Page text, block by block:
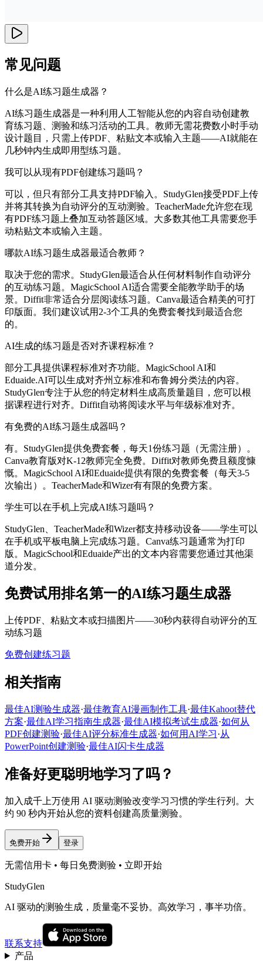
常见问题
什么是AI练习题生成器？
AI练习题生成器是一种利用人工智能从您的内容自动创建教
育练习题、测验和练习活动的工具。教师无需花费数小时手动
设计题目，只需上传PDF、粘贴文本或输入主题——AI就能在
几秒钟内生成即用型练习题。
我可以从现有PDF创建练习题吗？
可以，但只有部分工具支持PDF输入。StudyGlen接受PDF上传
并将其转换为自动评分的互动测验。TeacherMade允许您在现
有PDF练习题上叠加互动答题区域。大多数其他工具需要您手
动粘贴文本或输入主题。
哪款AI练习题生成器最适合教师？
取决于您的需求。StudyGlen最适合从任何材料制作自动评分
的互动练习题。MagicSchool AI适合需要全能教学助手的场
景。Diffit非常适合分层阅读练习题。Canva最适合精美的可打
印版面。我们建议试用2-3个工具的免费套餐找到最适合您
的。
AI生成的练习题是否对齐课程标准？
部分工具提供课程标准对齐功能。MagicSchool AI和
Eduaide.AI可以生成对齐州立标准和布鲁姆分类法的内容。
StudyGlen专注于从您的特定材料生成高质量题目，您可以根
据课程进行对齐。Diffit自动将阅读水平与年级标准对齐。
有免费的AI练习题生成器吗？
有。StudyGlen提供免费套餐，每天1份练习题（无需注册）。
Canva教育版对K-12教师完全免费。Diffit对教师免费且额度慷
慨。MagicSchool AI和Eduaide提供有限的免费套餐（每天3-5
次输出）。TeacherMade和Wizer有有限的免费方案。
学生可以在手机上完成AI练习题吗？
StudyGlen、TeacherMade和Wizer都支持移动设备——学生可以
在手机或平板电脑上完成练习题。Canva练习题通常为打印
版。MagicSchool和Eduaide产出的文本内容需要您通过其他渠
道分发。
免费试用排名第一的AI练习题生成器
上传PDF、粘贴文本或扫描图片——30秒内获得自动评分的互
动练习题
免费创建练习题
相关指南
最佳AI测验生成器·最佳教育AI漫画制作工具·最佳Kahoot替代
方案·最佳AI学习指南生成器·最佳AI模拟考试生成器·如何从
PDF创建测验·最佳AI评分标准生成器·如何用AI学习·从
PowerPoint创建测验·最佳AI闪卡生成器
准备好更聪明地学习了吗？
加入成千上万使用 AI 驱动测验改变学习习惯的学生行列。大
约 90 秒内开始从您的资料创建高质量测验。
免费开始 登录
无需信用卡 • 每日免费测验 • 立即开始
StudyGlen
AI 驱动的测验生成，质量毫不妥协。高效学习，事半功倍。
联系支持
产品